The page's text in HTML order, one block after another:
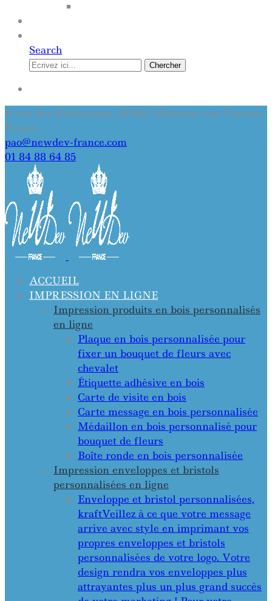
Search
Chercher
11 rue des Brabançons, 19360, Malemort sur Correze,
France
pao@newdev-france.com
01 84 88 64 85
ACCUEIL
IMPRESSION EN LIGNE
Impression produits en bois personnalisés
en ligne
Plaque en bois personnalisée pour
fixer un bouquet de fleurs avec
chevalet
Étiquette adhésive en bois
Carte de visite en bois
Carte message en bois personnalisée
Médaillon en bois personnalisé pour
bouquet de fleurs
Boîte ronde en bois personnalisée
Impression enveloppes et bristols
personnalisées en ligne
Enveloppe et bristol personnalisées,
kraftVeillez à ce que votre message
arrive avec style en imprimant vos
propres enveloppes et bristols
personnalisées de votre logo. Votre
design rendra vos enveloppes plus
attrayantes plus un plus grand succès